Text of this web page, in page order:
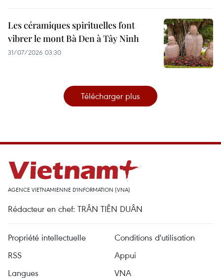
Les céramiques spirituelles font
vibrer le mont Bà Den à Tây Ninh
31/07/2026 03:30
Télécharger plus
AGENCE VIETNAMIENNE D'INFORMATION (VNA)
Rédacteur en chef: TRÂN TIÊN DUÂN
Propriété intellectuelle
Conditions d'utilisation
RSS
Appui
Langues
VNA